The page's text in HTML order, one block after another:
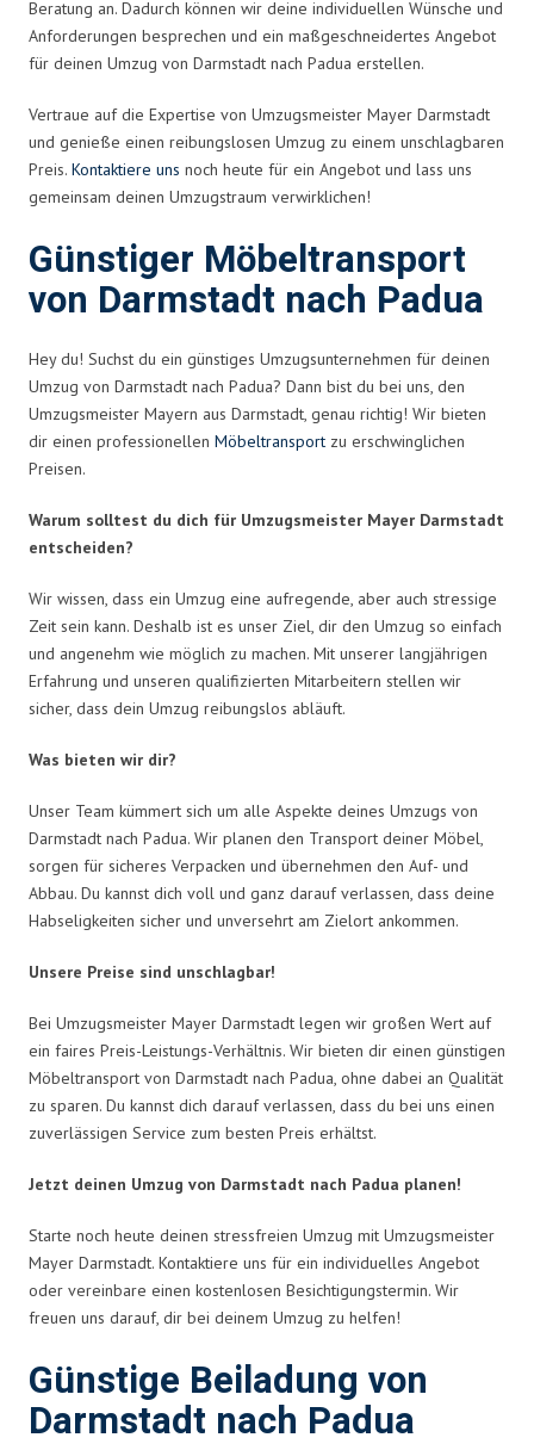
Beratung an. Dadurch können wir deine individuellen Wünsche und
Anforderungen besprechen und ein maßgeschneidertes Angebot
für deinen Umzug von Darmstadt nach Padua erstellen.
Vertraue auf die Expertise von Umzugsmeister Mayer Darmstadt
und genieße einen reibungslosen Umzug zu einem unschlagbaren
Preis. Kontaktiere uns noch heute für ein Angebot und lass uns
gemeinsam deinen Umzugstraum verwirklichen!
Günstiger Möbeltransport
von Darmstadt nach Padua
Hey du! Suchst du ein günstiges Umzugsunternehmen für deinen
Umzug von Darmstadt nach Padua? Dann bist du bei uns, den
Umzugsmeister Mayern aus Darmstadt, genau richtig! Wir bieten
dir einen professionellen Möbeltransport zu erschwinglichen
Preisen.
Warum solltest du dich für Umzugsmeister Mayer Darmstadt
entscheiden?
Wir wissen, dass ein Umzug eine aufregende, aber auch stressige
Zeit sein kann. Deshalb ist es unser Ziel, dir den Umzug so einfach
und angenehm wie möglich zu machen. Mit unserer langjährigen
Erfahrung und unseren qualifizierten Mitarbeitern stellen wir
sicher, dass dein Umzug reibungslos abläuft.
Was bieten wir dir?
Unser Team kümmert sich um alle Aspekte deines Umzugs von
Darmstadt nach Padua. Wir planen den Transport deiner Möbel,
sorgen für sicheres Verpacken und übernehmen den Auf- und
Abbau. Du kannst dich voll und ganz darauf verlassen, dass deine
Habseligkeiten sicher und unversehrt am Zielort ankommen.
Unsere Preise sind unschlagbar!
Bei Umzugsmeister Mayer Darmstadt legen wir großen Wert auf
ein faires Preis-Leistungs-Verhältnis. Wir bieten dir einen günstigen
Möbeltransport von Darmstadt nach Padua, ohne dabei an Qualität
zu sparen. Du kannst dich darauf verlassen, dass du bei uns einen
zuverlässigen Service zum besten Preis erhältst.
Jetzt deinen Umzug von Darmstadt nach Padua planen!
Starte noch heute deinen stressfreien Umzug mit Umzugsmeister
Mayer Darmstadt. Kontaktiere uns für ein individuelles Angebot
oder vereinbare einen kostenlosen Besichtigungstermin. Wir
freuen uns darauf, dir bei deinem Umzug zu helfen!
Günstige Beiladung von
Darmstadt nach Padua